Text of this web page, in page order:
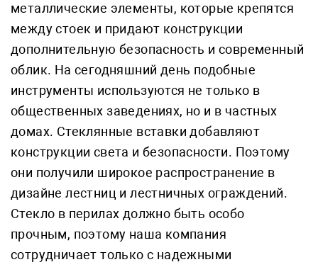
металлические элементы, которые крепятся
между стоек и придают конструкции
дополнительную безопасность и современный
облик. На сегодняшний день подобные
инструменты используются не только в
общественных заведениях, но и в частных
домах. Стеклянные вставки добавляют
конструкции света и безопасности. Поэтому
они получили широкое распространение в
дизайне лестниц и лестничных ограждений.
Стекло в перилах должно быть особо
прочным, поэтому наша компания
сотрудничает только с надежными